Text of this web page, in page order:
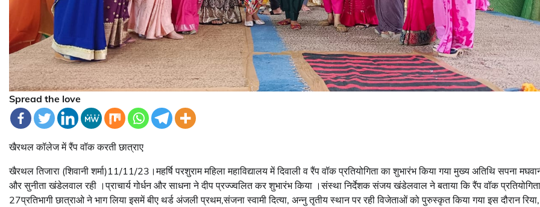
Spread the love
खैरथल कॉलेज में रैंप वॉक करती छात्राए
खैरथल तिजारा (शिवानी शर्मा)11/11/23।महर्षि परशुराम महिला महाविद्यालय में दिवाली व रैंप वॉक प्रतियोगिता का शुभारंभ किया गया मुख्य अतिथि सपना
और सुनीता खंडेलवाल रही ।प्राचार्य गोर्धन और साधना ने दीप प्रज्ज्वलित कर शुभारंभ किया ।संस्था निर्देशक संजय खंडेलवाल ने बताया कि रैंप वॉक
27प्रतिभागी छात्राओ ने भाग लिया इसमें बीए थर्ड अंजली प्रथम,संजना स्वामी दित्या, अन्नु तृतीय स्थान पर रही विजेताओं को पुरुस्कृत किया गया इस दौरान रिया,